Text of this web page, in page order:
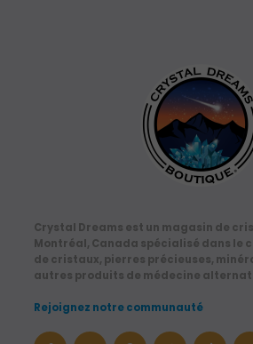
Crystal Dreams est un magasin de
Montréal, Canada spécialisé dans le
de cristaux, pierres précieuses,
autres produits de médecine
Rejoignez notre communauté